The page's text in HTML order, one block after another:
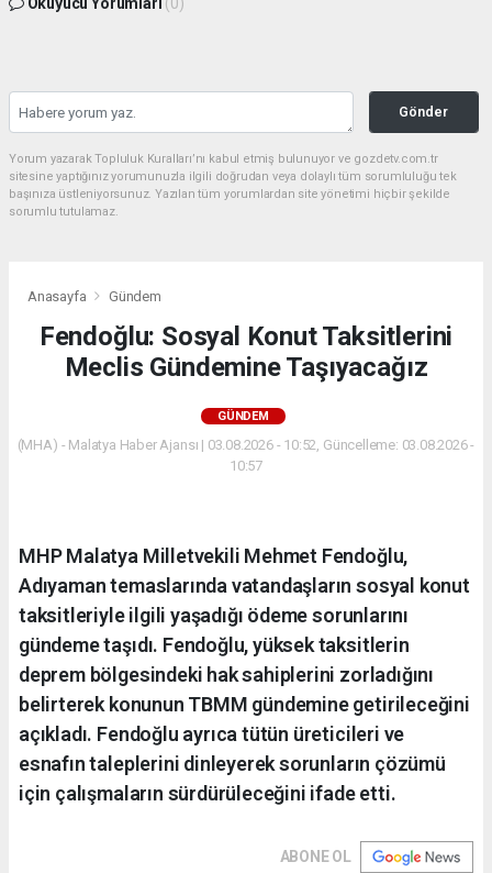
Okuyucu Yorumları (0)
Gönder
Yorum yazarak Topluluk Kuralları’nı kabul etmiş bulunuyor ve gozdetv.com.tr
sitesine yaptığınız yorumunuzla ilgili doğrudan veya dolaylı tüm sorumluluğu tek
başınıza üstleniyorsunuz. Yazılan tüm yorumlardan site yönetimi hiçbir şekilde
sorumlu tutulamaz.
Anasayfa Gündem
Fendoğlu: Sosyal Konut Taksitlerini
Meclis Gündemine Taşıyacağız
GÜNDEM
(MHA) - Malatya Haber Ajansı | 03.08.2026 - 10:52, Güncelleme: 03.08.2026 -
10:57
MHP Malatya Milletvekili Mehmet Fendoğlu,
Adıyaman temaslarında vatandaşların sosyal konut
taksitleriyle ilgili yaşadığı ödeme sorunlarını
gündeme taşıdı. Fendoğlu, yüksek taksitlerin
deprem bölgesindeki hak sahiplerini zorladığını
belirterek konunun TBMM gündemine getirileceğini
açıkladı. Fendoğlu ayrıca tütün üreticileri ve
esnafın taleplerini dinleyerek sorunların çözümü
için çalışmaların sürdürüleceğini ifade etti.
ABONE OL